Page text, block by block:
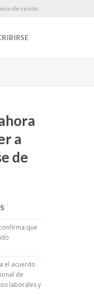
de sesión
a
de
que
el acuerdo
de
laborales y